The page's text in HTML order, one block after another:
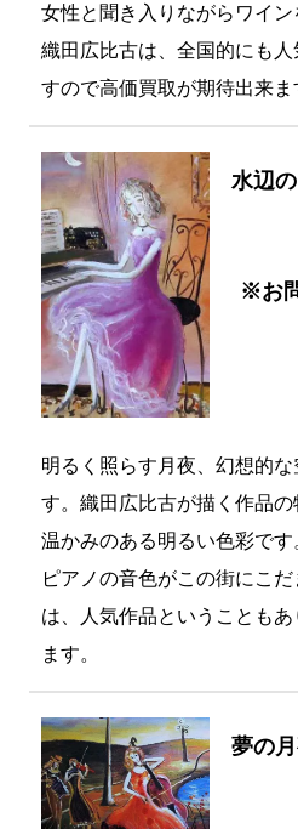
女性と聞き入りながらワイン
織田広比古は、全国的にも
すので高価買取が期待出来ま
水辺
※お
明るく照らす月夜、幻想的
す。織田広比古が描く作品
温かみのある明るい色彩で
ピアノの音色がこの街にこ
は、人気作品ということも
ます。
夢の